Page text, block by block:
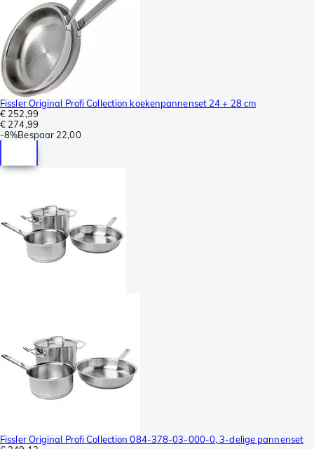
Fissler Original Profi Collection koekenpannenset 24 + 28 cm
€ 252,99
€ 274,99
-8%Bespaar 22,00
Fissler Original Profi Collection 084-378-03-000-0, 3-delige pannenset